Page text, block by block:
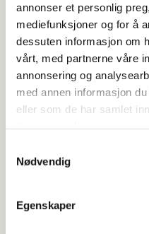
annonser et personlig
mediefunksjoner og for å
dessuten informasjon om
vårt, med partnerne våre
annonsering og
med annen informasjon
eller som de har samlet
Nødvendig
Egenskaper
51564444
Bilder